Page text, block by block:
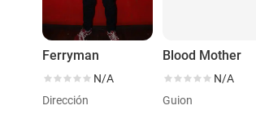
Ferryman
N/A
Dirección
Blood Mother
N/A
Guion